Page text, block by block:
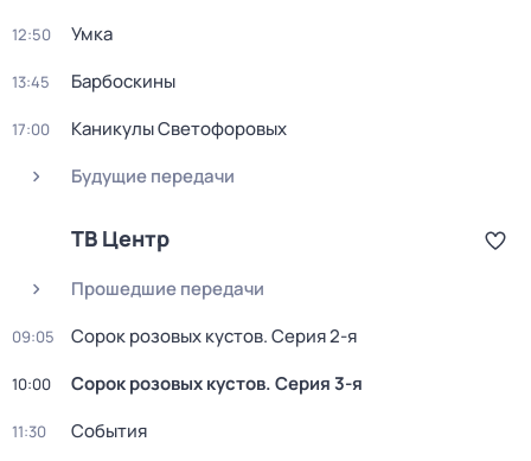
12:50 Умка
13:45 Барбоскины
17:00
Каникулы Светофоровых
Будущие передачи
ТВ Центр
Прошедшие передачи
09:05 Сорок розовых кустов. Серия 2-я
10:00 Сорок розовых кустов. Серия 3-я
11:30 События